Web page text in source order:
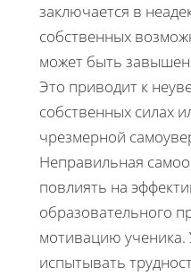
заключается в
собственных
может быть
Это приводит к
собственных силах
чрезмерной
Неправильная
повлиять на
образовательного
мотивацию ученика.
испытывать